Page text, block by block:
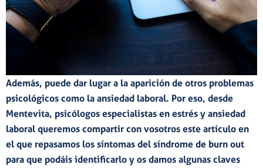
Además, puede dar lugar a la aparición de otros problemas
psicológicos como la ansiedad laboral. Por eso, desde
Mentevita, psicólogos especialistas en estrés y ansiedad
laboral queremos compartir con vosotros este artículo en
el que repasamos los síntomas del síndrome de burn out
para que podáis identificarlo y os damos algunas claves